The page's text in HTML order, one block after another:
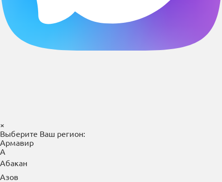
×
Выберите Ваш регион:
Армавир
А
Абакан
Азов